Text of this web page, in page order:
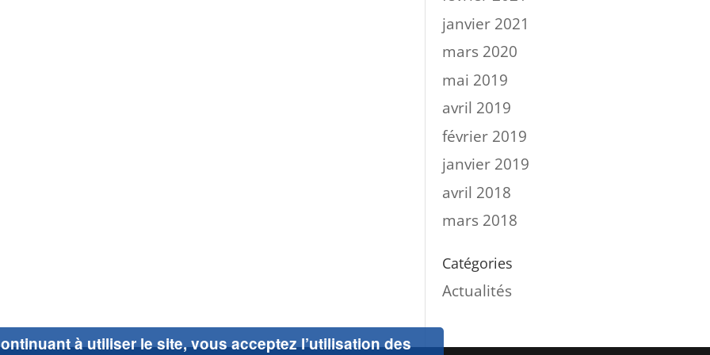
janvier 2021
mars 2020
mai 2019
avril 2019
février 2019
janvier 2019
avril 2018
mars 2018
Catégories
Actualités
à utiliser le site, vous acceptez l’utilisation des